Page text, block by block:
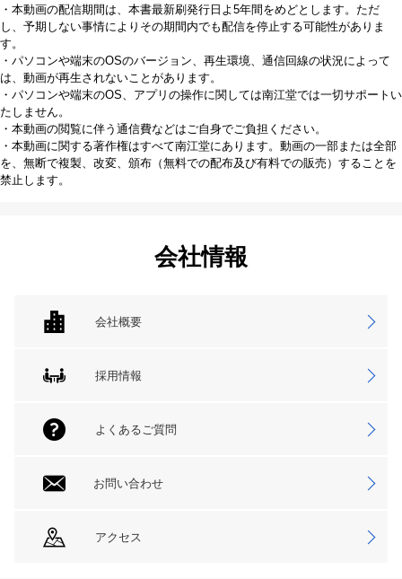
・本動画の配信期間は、本書最新刷発行日よ5年間をめどとします。ただ
し、予期しない事情によりその期間内でも配信を停止する可能性がありま
す。
・パソコンや端末のOSのバージョン、再生環境、通信回線の状況によって
は、動画が再生されないことがあります。
・パソコンや端末のOS、アプリの操作に関しては南江堂では一切サポートい
たしません。
・本動画の閲覧に伴う通信費などはご自身でご負担ください。
・本動画に関する著作権はすべて南江堂にあります。動画の一部または全部
を、無断で複製、改変、頒布（無料での配布及び有料での販売）することを
禁止します。
会社情報
会社概要
採用情報
よくあるご質問
お問い合わせ
アクセス